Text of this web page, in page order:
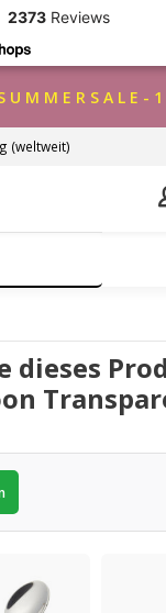
2373 Reviews
M M E R S A L E -
(weltweit)
dieses